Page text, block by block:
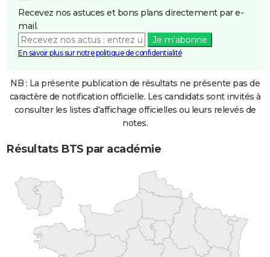
Recevez nos astuces et bons plans directement par e-
mail.
Je m'abonne
En savoir plus sur notre politique de confidentialité
NB : La présente publication de résultats ne présente pas de
caractère de notification officielle. Les candidats sont invités à
consulter les listes d'affichage officielles ou leurs relevés de
notes.
Résultats BTS par académie